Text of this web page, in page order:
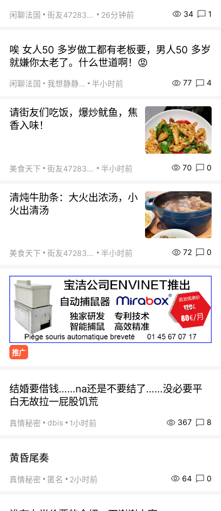
闲聊法国 街友472838572 26分钟前 34 1
唉 女人50 多岁做工都有老板要，男人50 多岁
就嫌你太老了。什么世道啊！😡
闲聊法国 我想静静… 半小时前 77 4
请街友们吃饭，爆炒鱿鱼，焦
香入味！
美食天下 街友472838572 半小时前 70 0
清炖牛肋条：大火出浓汤，小
火出清汤
美食天下 街友472838572 半小时前 72 0
推广
结婚要借钱……na还是不要结了……没必要平
白无故拉一屁股饥荒
真情秘密 dbis 1小时前 367 8
黄昏尾奏
真情秘密 匿名 2小时前 64 0